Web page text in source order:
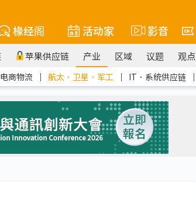
椽经阁 活动家 影音
苹果供应链 产业 区域 议题 观点
商物流 ｜ 航太．卫星．军工 ｜ IT．系统供应链 ｜